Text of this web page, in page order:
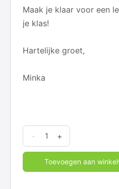
Maak je klaar voor een
je klas!
Hartelijke groet,
Minka
Ontwikkeldag
Wat
kunst
- +
Toevoegen aan